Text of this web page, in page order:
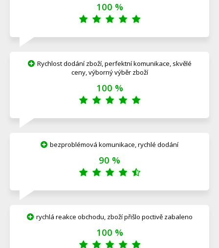
100 %
Rychlost dodání zboží, perfektní komunikace, skvělé
ceny, výborný výběr zboží
100 %
bezproblémová komunikace, rychlé dodání
90 %
rychlá reakce obchodu, zboží přišlo poctivě zabaleno
100 %